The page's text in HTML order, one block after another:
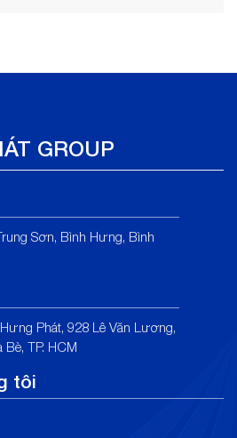
GROUP
Sơn, Bình Hưng, Bình
Phát, 928 Lê Văn Lương,
TP. HCM
tôi